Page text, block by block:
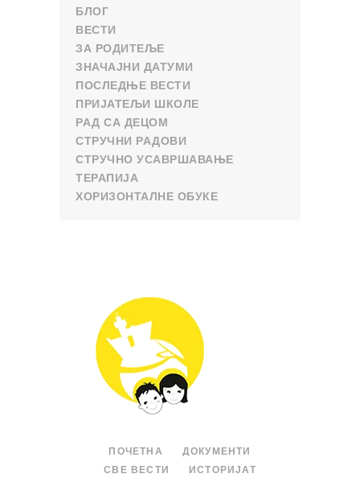
БЛОГ
ВЕСТИ
ЗА РОДИТЕЉЕ
ЗНАЧАЈНИ ДАТУМИ
ПОСЛЕДЊЕ ВЕСТИ
ПРИЈАТЕЉИ ШКОЛЕ
РАД СА ДЕЦОМ
СТРУЧНИ РАДОВИ
СТРУЧНО УСАВРШАВАЊЕ
ТЕРАПИЈА
ХОРИЗОНТАЛНЕ ОБУКЕ
ПОЧЕТНА
ДОКУМЕНТИ
СВЕ ВЕСТИ
ИСТОРИЈАТ